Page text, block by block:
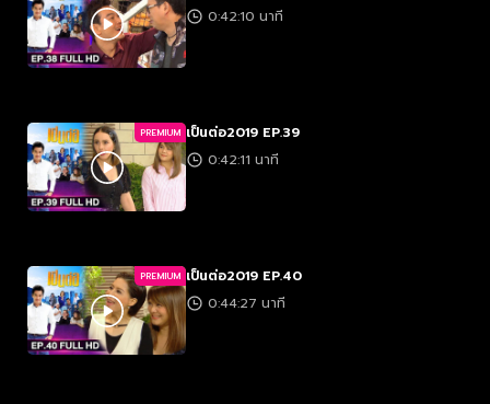
0:42:10 นาที
PREMIUM เป็นต่อ2019 EP.39
0:42:11 นาที
PREMIUM เป็นต่อ2019 EP.40
0:44:27 นาที